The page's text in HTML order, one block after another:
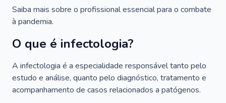
Saiba mais sobre o profissional essencial para o combate
à pandemia.
O que é infectologia?
A infectologia é a especialidade responsável tanto pelo
estudo e análise, quanto pelo diagnóstico, tratamento e
acompanhamento de casos relacionados a patógenos.